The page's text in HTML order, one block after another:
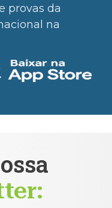
provas da
na